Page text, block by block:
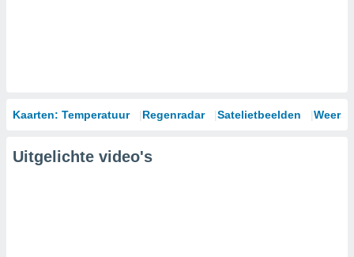
Kaarten: Temperatuur Regenradar Satelietbeelden
Uitgelichte video's